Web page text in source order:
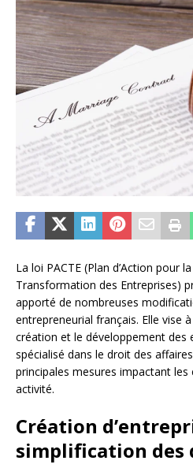
La loi PACTE (Plan d’Action pour
Transformation des Entreprises)
apporté de nombreuses
entrepreneurial français. Elle vise
création et le développement des
spécialisé dans le droit des
principales mesures impactant
activité.
Création
simplification des